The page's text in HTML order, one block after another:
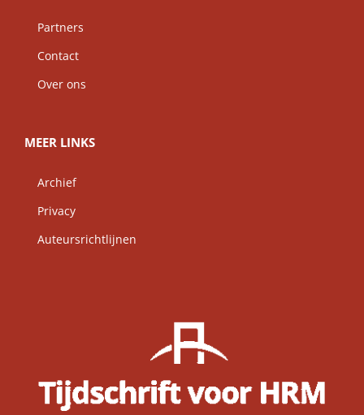
Partners
Contact
Over ons
MEER LINKS
Archief
Privacy
Auteursrichtlijnen